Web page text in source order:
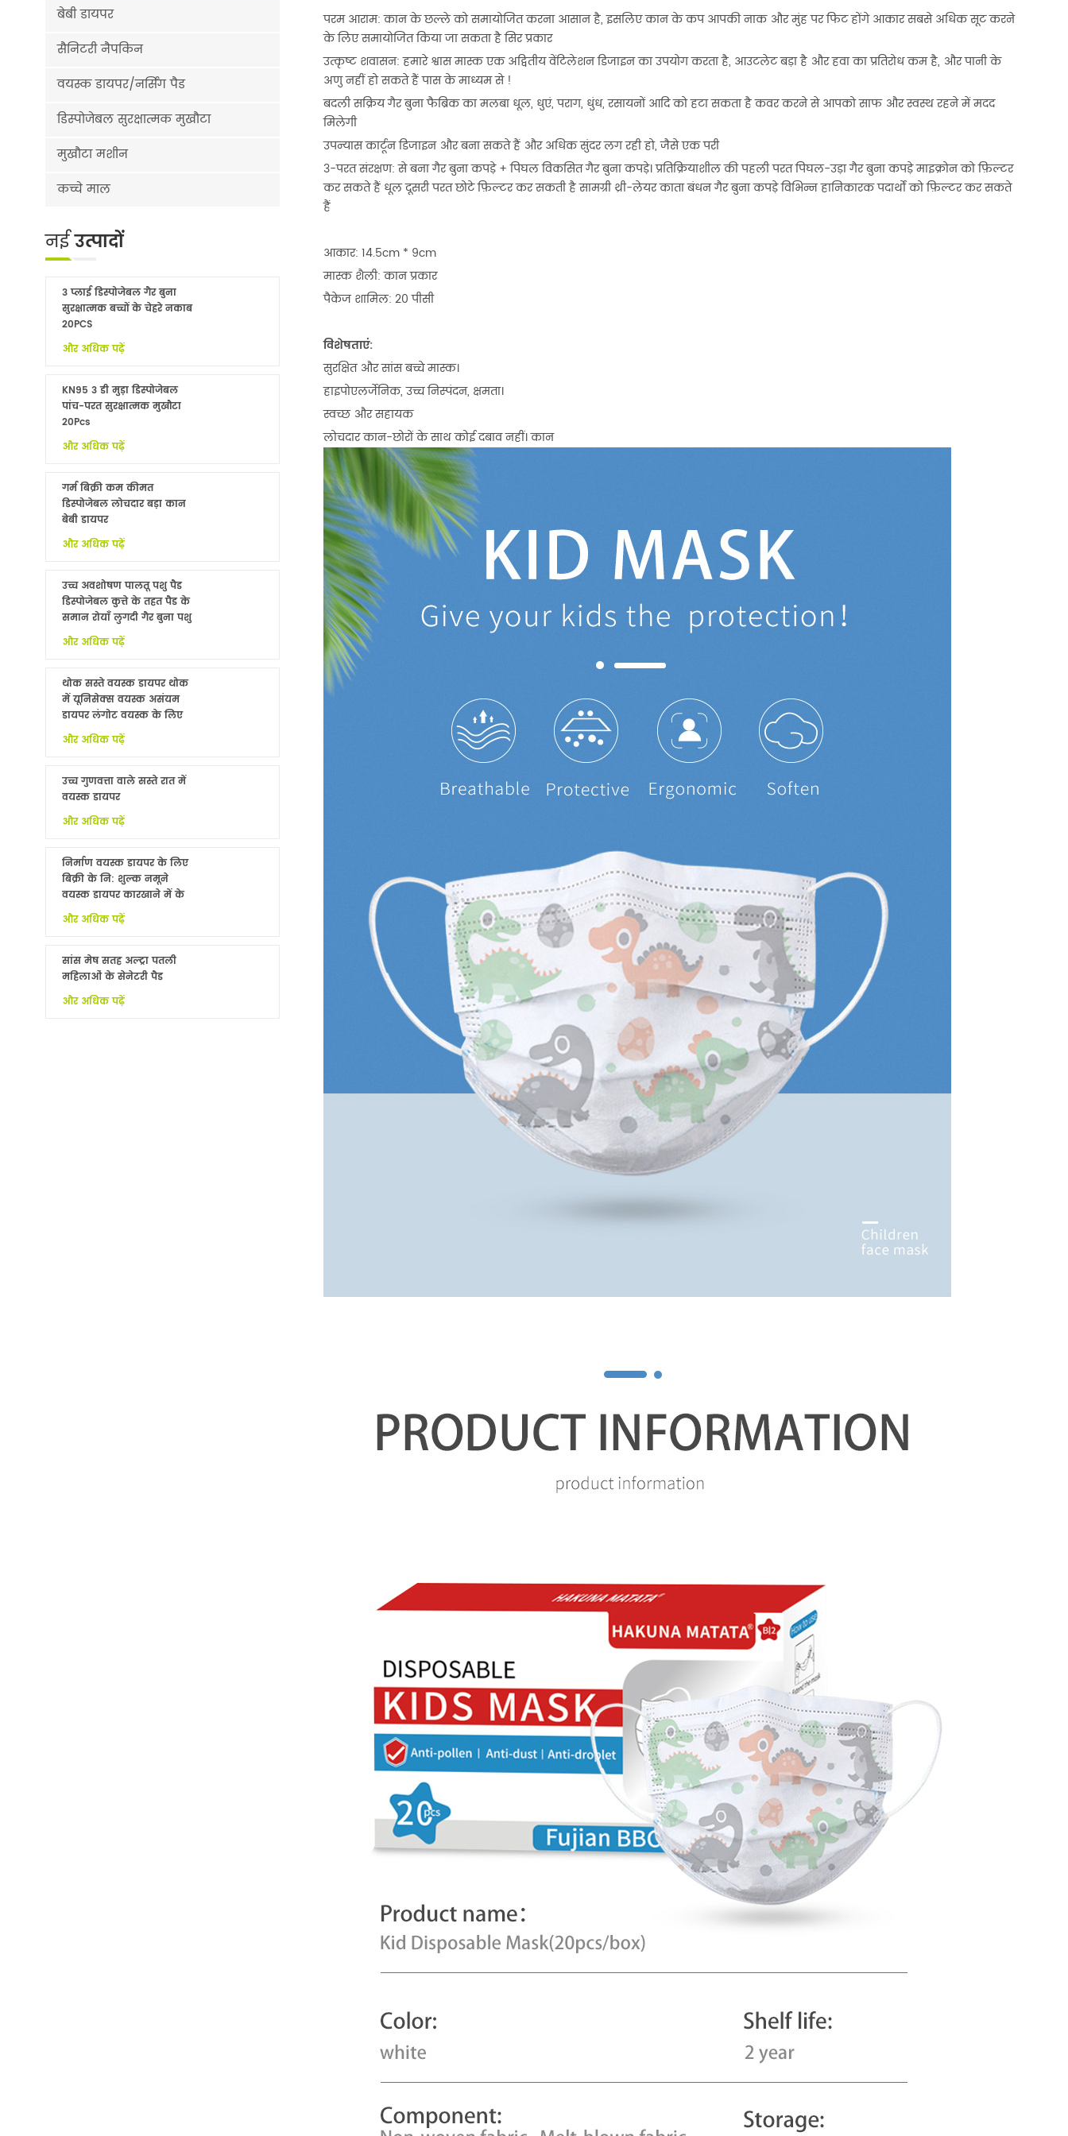
परम आराम: कान के छल्ले को समायोजित करना आसान है, इसलिए कान के कप आपकी नाक और मुंह पर फिट होंगे आकार सबसे अधिक सूट करने
के लिए समायोजित किया जा सकता है सिर प्रकार
उत्कृष्ट शवासन: हमारे श्वास मास्क एक अद्वितीय वेंटिलेशन डिजाइन का उपयोग करता है, आउटलेट बड़ा है और हवा का प्रतिरोध कम है, और पानी के
अणु नहीं हो सकते हैं पास के माध्यम से !
बदली सक्रिय गैर बुना फैब्रिक का मलबा धूल, धुएं, पराग, धुंध, रसायनों आदि को हटा सकता है कवर करने से आपको साफ और स्वस्थ रहने में मदद
मिलेगी
उपन्यास कार्टून डिजाइन और बना सकते हैं और अधिक सुंदर लग रही हो, जैसे एक परी
3-परत संरक्षण: से बना गैर बुना कपड़े + पिघल विकसित गैर बुना कपड़े। प्रतिक्रियाशील की पहली परत पिघल-उड़ा गैर बुना कपड़े माइक्रोन को फ़िल्टर
कर सकते हैं धूल दूसरी परत छोटे फ़िल्टर कर सकती है सामग्री थ्री-लेयर काता बंधन गैर बुना कपड़े विभिन्न हानिकारक पदार्थों को फ़िल्टर कर सकते
हैं
आकार: 14.5cm * 9cm
मास्क शैली: कान प्रकार
पैकेज शामिल: 20 पीसी
विशेषताएं:
सुरक्षित और सांस बच्चे मास्क।
हाइपोएलर्जेनिक, उच्च निस्पंदन, क्षमता।
स्वच्छ और सहायक
लोचदार कान-छोरों के साथ कोई दबाव नहीं। कान
बेबी डायपर
सैनिटरी नैपकिन
वयस्क डायपर/नर्सिंग पैड
डिस्पोजेबल सुरक्षात्मक मुखौटा
मुखौटा मशीन
कच्चे माल
नईउत्पादों
3 प्लाई डिस्पोजेबल गैर बुना
सुरक्षात्मक बच्चों के चेहरे नकाब
20PCS
और अधिक पढ़ें
KN95 3 डी मुड़ा डिस्पोजेबल
पांच-परत सुरक्षात्मक मुखौटा
20Pcs
और अधिक पढ़ें
गर्म बिक्री कम कीमत
डिस्पोजेबल लोचदार बड़ा कान
बेबी डायपर
और अधिक पढ़ें
उच्च अवशोषण पालतू पशु पैड
डिस्पोजेबल कुत्ते के तहत पैड के
समान रोयाँ लुगदी गैर बुना पशु
बिस्तर चादरों थोक
और अधिक पढ़ें
थोक सस्ते वयस्क डायपर थोक
में यूनिसेक्स वयस्क असंयम
डायपर लंगोट वयस्क के लिए
नि: शुल्क नमूने
और अधिक पढ़ें
उच्च गुणवत्ता वाले सस्ते रात में
वयस्क डायपर
और अधिक पढ़ें
निर्माण वयस्क डायपर के लिए
बिक्री के नि: शुल्क नमूने
वयस्क डायपर कारखाने में के
साथ China
और अधिक पढ़ें
सांस मेष सतह अल्ट्रा पतली
महिलाओं के सेनेटरी पैड
और अधिक पढ़ें